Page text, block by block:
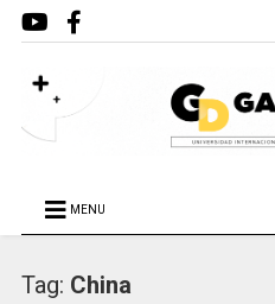
MENU
Tag: China